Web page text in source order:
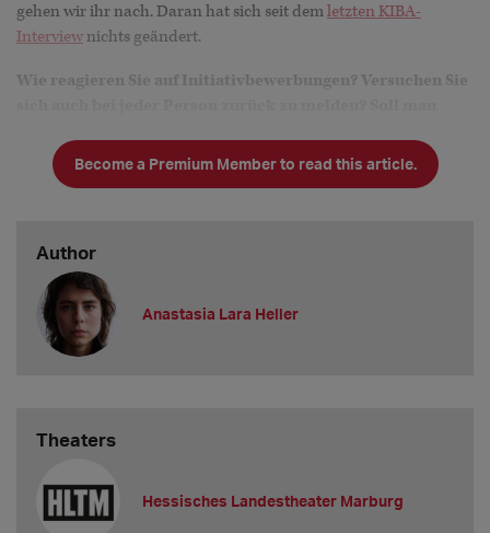
gehen wir ihr nach. Daran hat sich seit demletzten KIBA-
Interviewnichts geändert.
Wie reagieren Sie auf Initiativbewerbungen? Versuchen Sie
Wir geben uns große Mühe, immer zu antworten. Leider
schaffen
Become a Premium Member to read this article.
Author
Anastasia Lara Heller
Theaters
Hessisches Landestheater Marburg